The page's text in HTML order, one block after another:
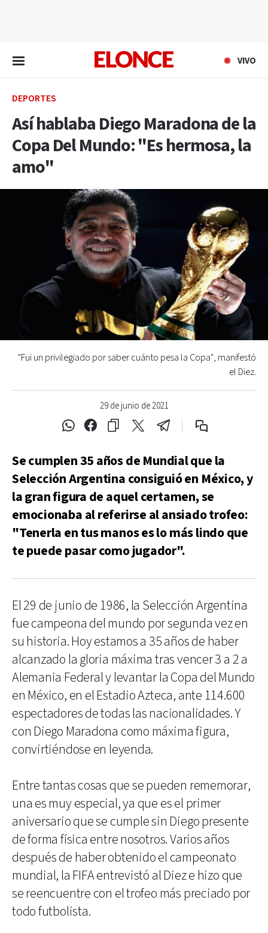
VIVO
DEPORTES
Así hablaba Diego Maradona de la
Copa Del Mundo: "Es hermosa, la
amo"
29 de junio de 2021
"Fui un privilegiado por saber cuánto pesa la Copa", manifestó
el Diez.
Se cumplen 35 años de Mundial que la
Selección Argentina consiguió en México, y
la gran figura de aquel certamen, se
emocionaba al referirse al ansiado trofeo:
"Tenerla en tus manos es lo más lindo que
te puede pasar como jugador".
El 29 de junio de 1986, la Selección Argentina
fue campeona del mundo por segunda vez en
su historia. Hoy estamos a 35 años de haber
alcanzado la gloria máxima tras vencer 3 a 2 a
Alemania Federal y levantar la Copa del Mundo
en México, en el Estadio Azteca, ante 114.600
espectadores de todas las nacionalidades. Y
con Diego Maradona como máxima figura,
convirtiéndose en leyenda.
Entre tantas cosas que se pueden rememorar,
una es muy especial, ya que es el primer
aniversario que se cumple sin Diego presente
de forma física entre nosotros. Varios años
después de haber obtenido el campeonato
mundial, la FIFA entrevistó al Diez e hizo que
se reencuentre con el trofeo más preciado por
todo futbolista.